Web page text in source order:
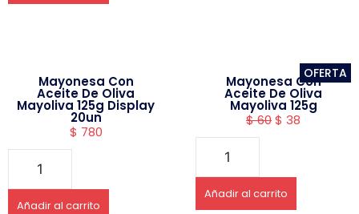
Mayonesa Con
Aceite De Oliva
Mayoliva 125g Display
20un
$ 780
Añadir al carrito
OFERTA
Mayonesa Con
Aceite De Oliva
Mayoliva 125g
$60$ 38
Añadir al carrito